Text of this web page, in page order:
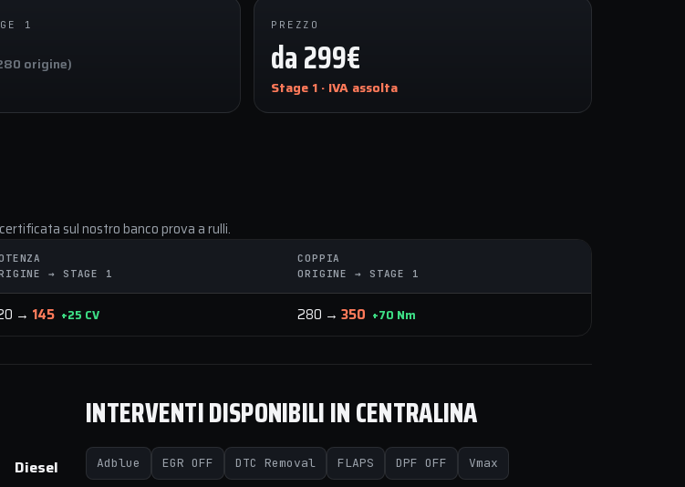
1
origine)
PREZZO
da 299€
Stage 1 · IVA assolta
sul nostro banco prova a rulli.
→ STAGE 1
COPPIA
ORIGINE → STAGE 1
→ 145 +25 CV 280 → 350 +70 Nm
Diesel
INTERVENTI DISPONIBILI IN CENTRALINA
Adblue EGR OFF DTC Removal FLAPS DPF OFF Vmax